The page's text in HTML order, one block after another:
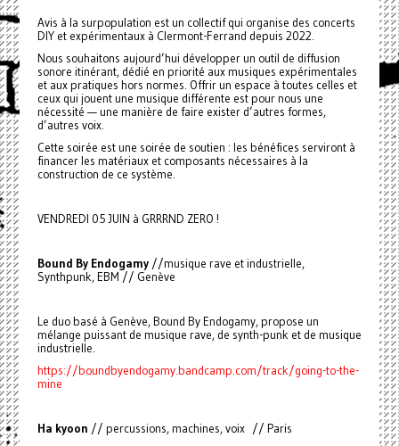
Avis à la surpopulation est un collectif qui organise des concerts
DIY et expérimentaux à Clermont-Ferrand depuis 2022.
Nous souhaitons aujourd’hui développer un outil de diffusion
sonore itinérant, dédié en priorité aux musiques expérimentales
et aux pratiques hors normes. Offrir un espace à toutes celles et
ceux qui jouent une musique différente est pour nous une
nécessité — une manière de faire exister d’autres formes,
d’autres voix.
Cette soirée est une soirée de soutien : les bénéfices serviront à
financer les matériaux et composants nécessaires à la
construction de ce système.
VENDREDI 05 JUIN à GRRRND ZERO !
Bound By Endogamy//musique rave et industrielle,
Synthpunk, EBM // Genève
Le duo basé à Genève, Bound By Endogamy, propose un
mélange puissant de musique rave, de synth-punk et de musique
industrielle.
https://boundbyendogamy.bandcamp.com/track/going-to-the-
mine
Ha kyoon // percussions, machines, voix // Paris